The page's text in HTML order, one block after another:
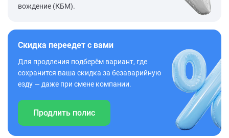
вождение (КБМ).
Скидка переедет с вами
Для продления подберём вариант, где
сохранится ваша скидка за безаварийную
езду — даже при смене компании.
Продлить полис